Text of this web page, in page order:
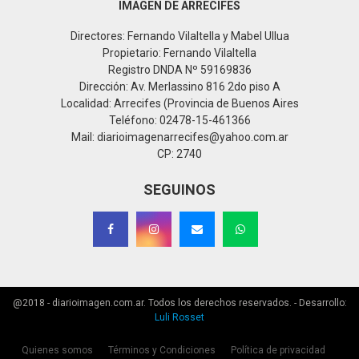
IMAGEN DE ARRECIFES
Directores: Fernando Vilaltella y Mabel Ullua
Propietario: Fernando Vilaltella
Registro DNDA Nº 59169836
Dirección: Av. Merlassino 816 2do piso A
Localidad: Arrecifes (Provincia de Buenos Aires
Teléfono: 02478-15-461366
Mail: diarioimagenarrecifes@yahoo.com.ar
CP: 2740
SEGUINOS
@2018 - diarioimagen.com.ar. Todos los derechos reservados. - Desarrollo:
Luli Rosset
Quienes somos Términos y Condiciones Política de privacidad